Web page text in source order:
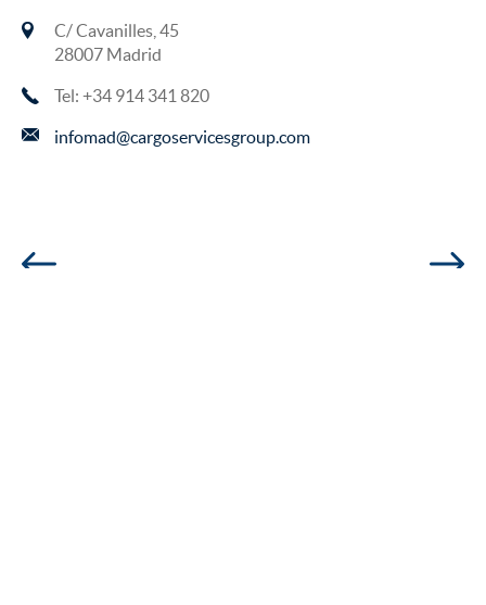
C/ Cavanilles, 45
28007 Madrid
Tel: +34 914 341 820
infomad@cargoservicesgroup.com